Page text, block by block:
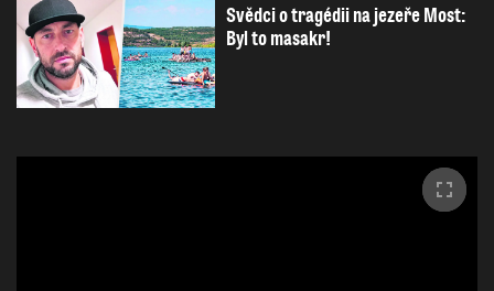
Svědci o tragédii na jezeře Most:
Byl to masakr!